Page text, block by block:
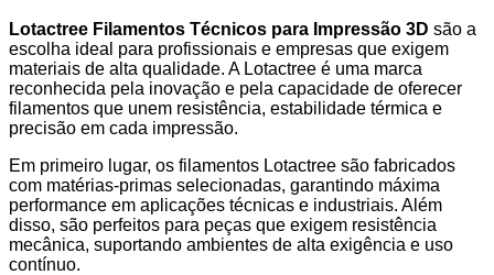
Lotactree Filamentos Técnicos para Impressão 3D são a
escolha ideal para profissionais e empresas que exigem
materiais de alta qualidade. A Lotactree é uma marca
reconhecida pela inovação e pela capacidade de oferecer
filamentos que unem resistência, estabilidade térmica e
precisão em cada impressão.
Em primeiro lugar, os filamentos Lotactree são fabricados
com matérias-primas selecionadas, garantindo máxima
performance em aplicações técnicas e industriais. Além
disso, são perfeitos para peças que exigem resistência
mecânica, suportando ambientes de alta exigência e uso
contínuo.